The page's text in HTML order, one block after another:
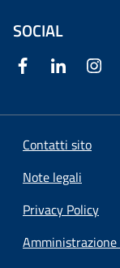
SOCIAL
Contatti sito
Note legali
Privacy Policy